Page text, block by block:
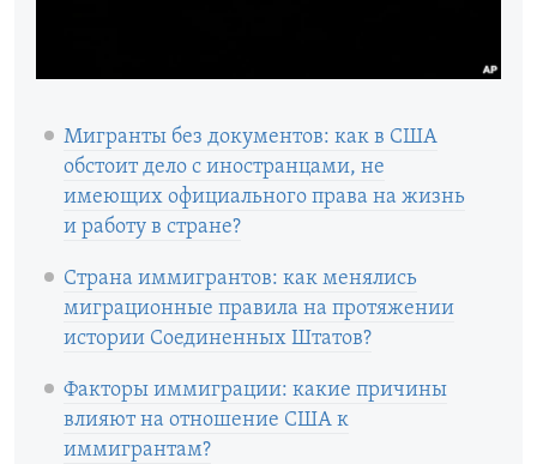
Мигранты без документов: как в США
обстоит дело с иностранцами, не
имеющих официального права на жизнь
и работу в стране?
Страна иммигрантов: как менялись
миграционные правила на протяжении
истории Соединенных Штатов?
Факторы иммиграции: какие причины
влияют на отношение США к
иммигрантам?